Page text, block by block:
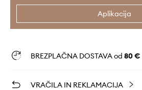
Aplikacija
BREZPLAČNA DOSTAVA od 80 €
VRAČILA IN REKLAMACIJA